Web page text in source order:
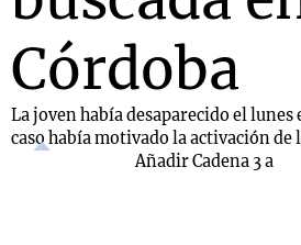
Córdoba
La joven había desaparecido el lunes
caso había motivado la activación de
Añadir Cadena 3 a